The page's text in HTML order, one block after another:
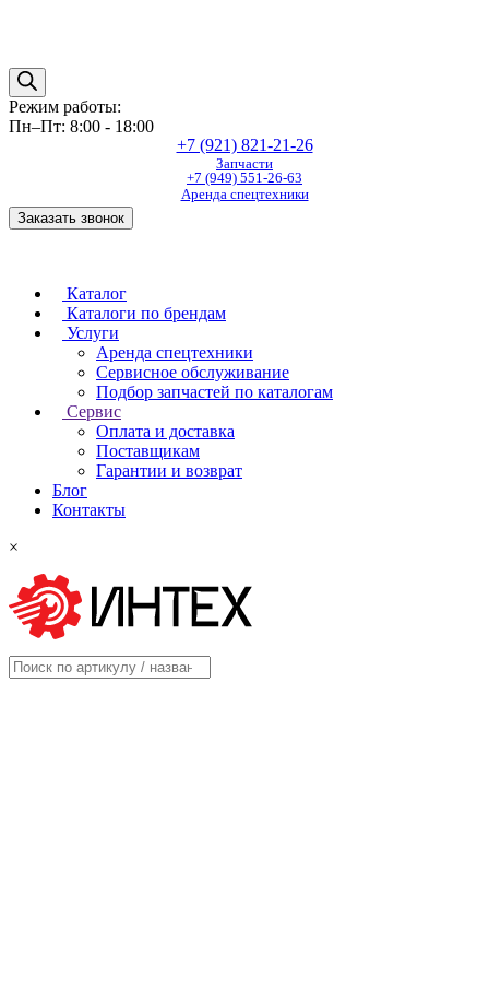
Режим работы:
Пн–Пт: 8:00 - 18:00
+7 (921) 821-21-26
Запчасти
+7 (949) 551-26-63
Аренда спецтехники
Заказать звонок
Каталог
Каталоги по брендам
Услуги
Аренда спецтехники
Сервисное обслуживание
Подбор запчастей по каталогам
Сервис
Оплата и доставка
Поставщикам
Гарантии и возврат
Блог
Контакты
×